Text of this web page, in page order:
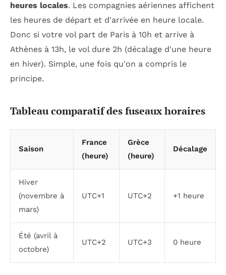
heures locales. Les compagnies aériennes affichent
les heures de départ et d'arrivée en heure locale.
Donc si votre vol part de Paris à 10h et arrive à
Athènes à 13h, le vol dure 2h (décalage d'une heure
en hiver). Simple, une fois qu'on a compris le
principe.
Tableau comparatif des fuseaux horaires
Saison
France
(heure)
Grèce
(heure)
Décalage
Hiver
(novembre à
mars)
UTC+1 UTC+2 +1 heure
Été (avril à
octobre)
UTC+2 UTC+3 0 heure